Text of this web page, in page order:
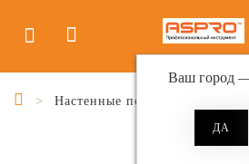
Ваш город
Настенные покрытия